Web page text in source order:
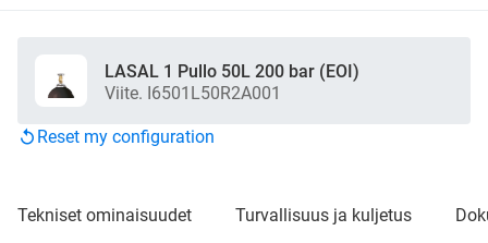
LASAL 1 Pullo 50L 200 bar (EOI)
Viite. I6501L50R2A001
Reset my configuration
tekniset ominaisuudet turvallisuus ja kuljetus